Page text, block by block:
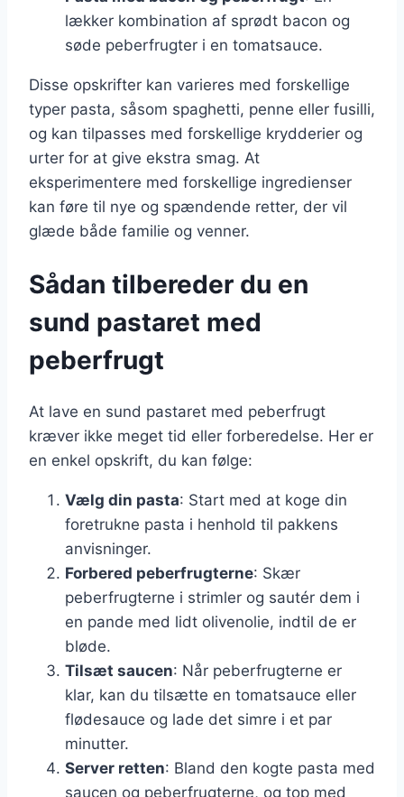
lækker kombination af sprødt bacon og
søde peberfrugter i en tomatsauce.
Disse opskrifter kan varieres med forskellige
typer pasta, såsom spaghetti, penne eller fusilli,
og kan tilpasses med forskellige krydderier og
urter for at give ekstra smag. At
eksperimentere med forskellige ingredienser
kan føre til nye og spændende retter, der vil
glæde både familie og venner.
Sådan tilbereder du en
sund pastaret med
peberfrugt
At lave en sund pastaret med peberfrugt
kræver ikke meget tid eller forberedelse. Her er
en enkel opskrift, du kan følge:
Vælg din pasta: Start med at koge din
foretrukne pasta i henhold til pakkens
anvisninger.
Forbered peberfrugterne: Skær
peberfrugterne i strimler og sautér dem i
en pande med lidt olivenolie, indtil de er
bløde.
Tilsæt saucen: Når peberfrugterne er
klar, kan du tilsætte en tomatsauce eller
flødesauce og lade det simre i et par
minutter.
Server retten: Bland den kogte pasta med
saucen og peberfrugterne, og top med